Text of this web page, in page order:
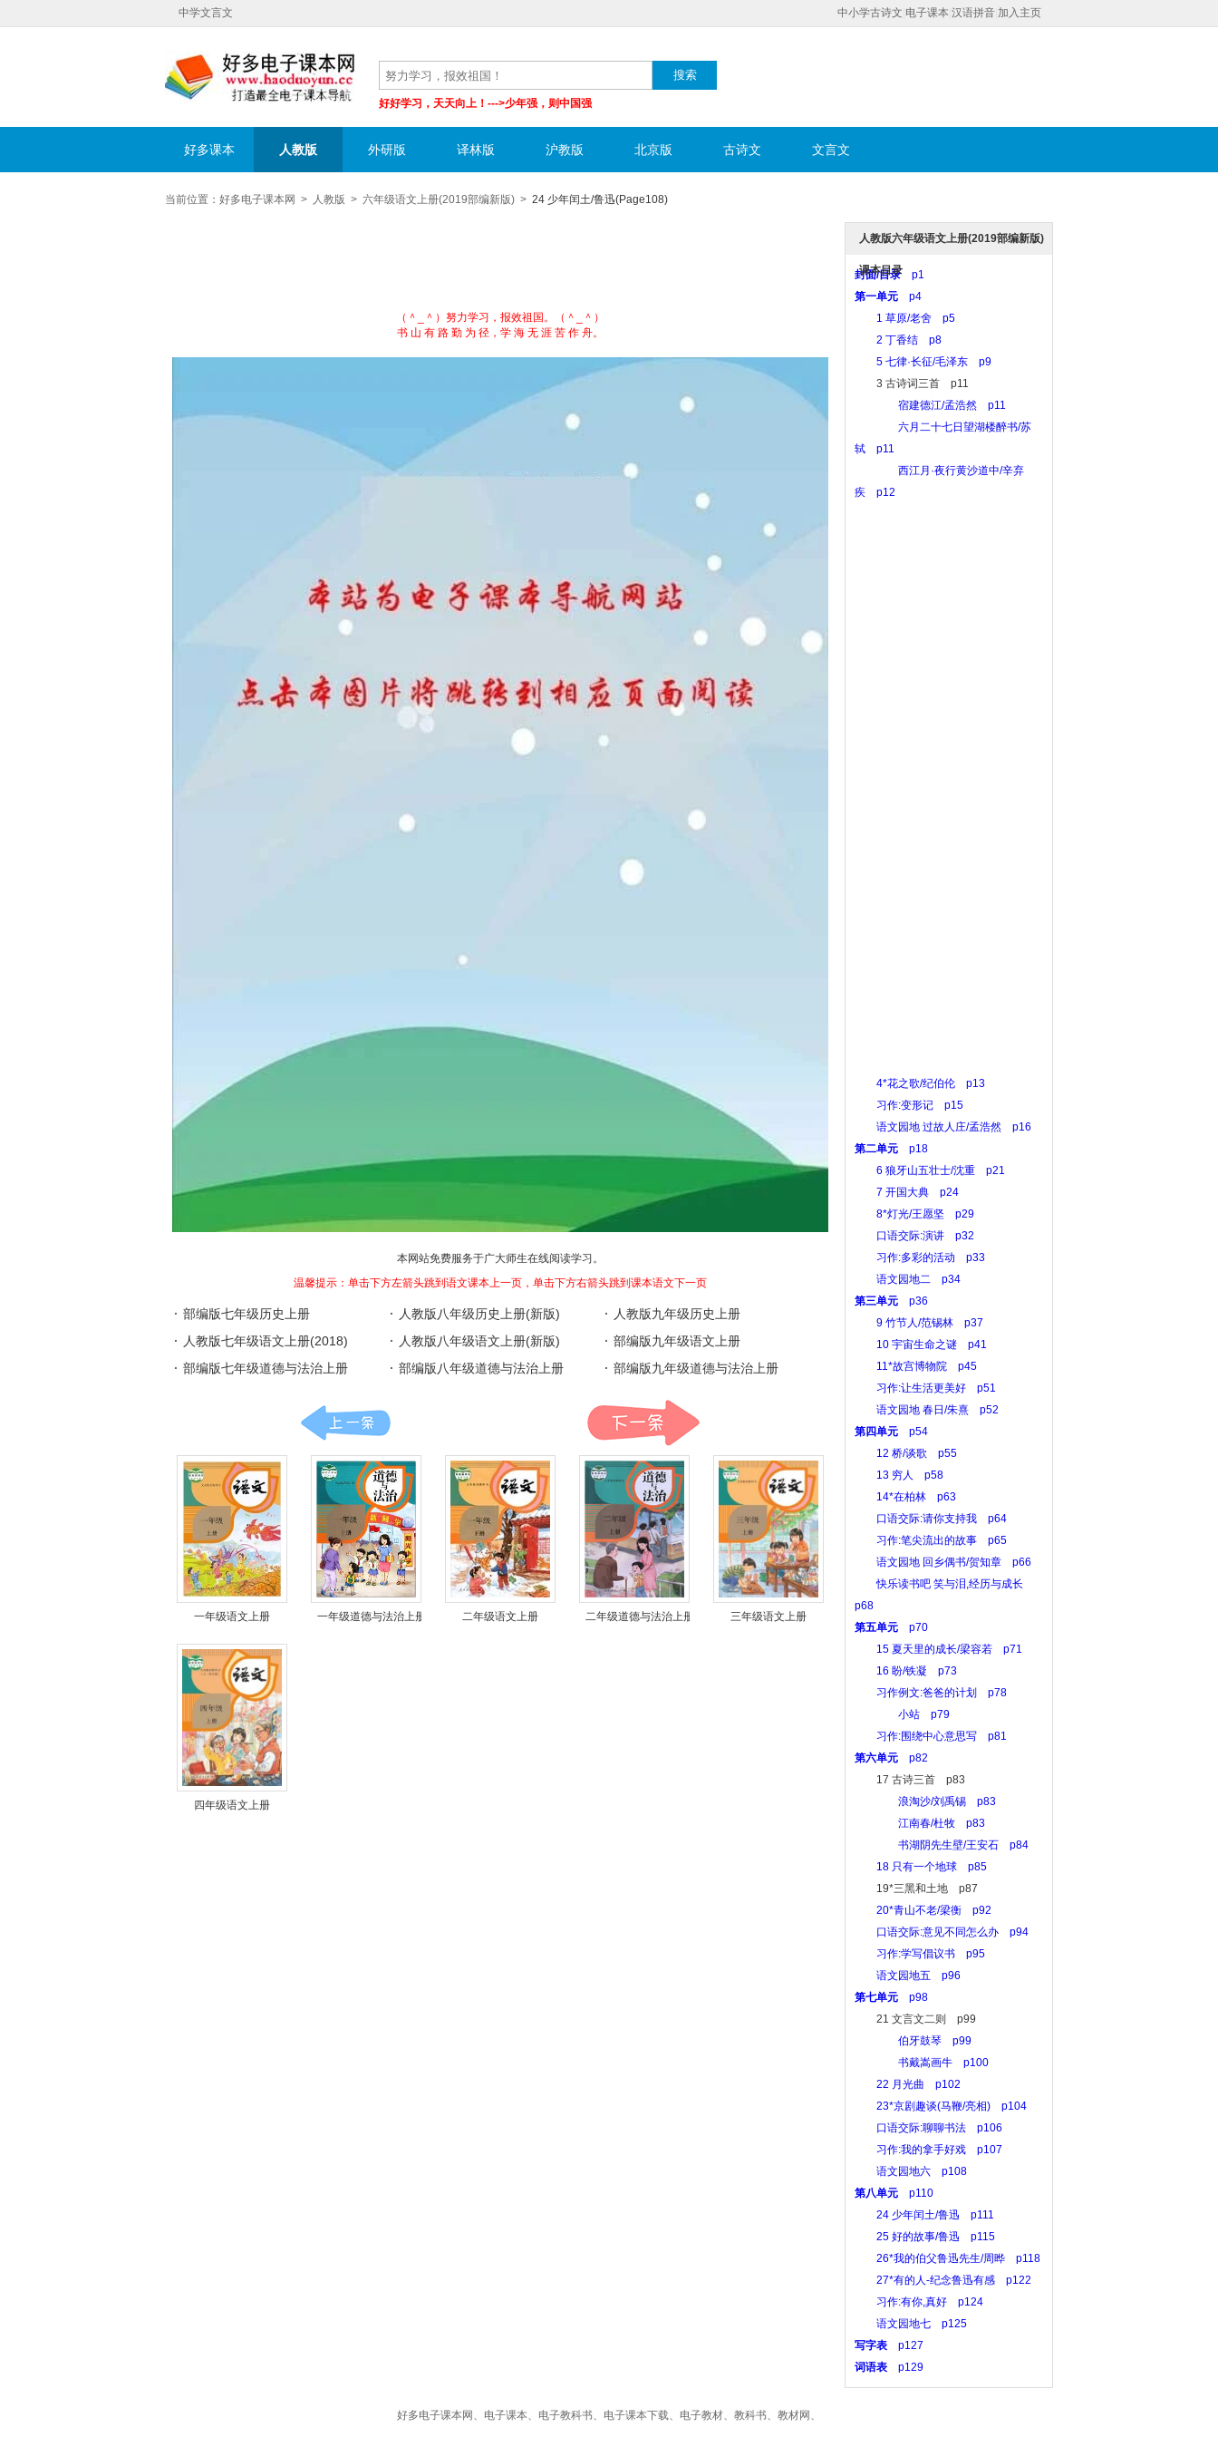
中小学古诗文 电子课本 汉语拼音 加入主页
中学文言文
好好学习，天天向上！--->少年强，则中国强
好多课本 人教版 外研版 译林版 沪教版 北京版 古诗文 文言文
当前位置： 好多电子课本网 > 人教版 > 六年级语文上册(2019部编新版) > 24 少年闰土/鲁迅(Page108)
（＾_＾）努力学习，报效祖国。（＾_＾）
书 山 有 路 勤 为 径，学 海 无 涯 苦 作 舟。
本网站免费服务于广大师生在线阅读学习。
温馨提示：单击下方左箭头跳到语文课本上一页，单击下方右箭头跳到课本语文下一页
· 部编版七年级历史上册 · 人教版八年级历史上册(新版) ·
人教版九年级历史上册
·
人教版七年级语文上册(2018) · 人教版八年级语文上册(新版) · 部编版九年级语文上册
· 部编版七年级道德与法治上册 · 部编版八年级道德与法治上册 · 部编版九年级道德与法治上册
一年级语文上册 一年级道德与法治上册 二年级语文上册 二年级道德与法治上册 三年级语文上册
四年级语文上册
人教版六年级语文上册(2019部编新版)
课本目录
封面/目录p1
第一单元 p4
1 草原/老舍 p5
2 丁香结 p8
5 七律·长征/毛泽东 p9
3 古诗词三首 p11
宿建德江/孟浩然 p11
六月二十七日望湖楼醉书/苏
轼 p11
西江月·夜行黄沙道中/辛弃
疾 p12
4*花之歌/纪伯伦 p13
习作:变形记 p15
语文园地 过故人庄/孟浩然 p16
第二单元 p18
6 狼牙山五壮士/沈重 p21
7 开国大典 p24
8*灯光/王愿坚 p29
口语交际:演讲 p32
习作:多彩的活动 p33
语文园地二 p34
第三单元 p36
9 竹节人/范锡林 p37
10 宇宙生命之谜 p41
11*故宫博物院 p45
习作:让生活更美好 p51
语文园地 春日/朱熹 p52
第四单元 p54
12 桥/谈歌 p55
13 穷人 p58
14*在柏林 p63
口语交际:请你支持我 p64
习作:笔尖流出的故事 p65
语文园地 回乡偶书/贺知章 p66
快乐读书吧 笑与泪,经历与成长
p68
第五单元 p70
15 夏天里的成长/梁容若 p71
16 盼/铁凝 p73
习作例文:爸爸的计划 p78
小站 p79
习作:围绕中心意思写 p81
第六单元 p82
17 古诗三首 p83
浪淘沙/刘禹锡 p83
江南春/杜牧 p83
书湖阴先生壁/王安石 p84
18 只有一个地球 p85
19*三黑和土地 p87
20*青山不老/梁衡 p92
口语交际:意见不同怎么办 p94
习作:学写倡议书 p95
语文园地五 p96
第七单元 p98
21 文言文二则 p99
伯牙鼓琴 p99
书戴嵩画牛 p100
22 月光曲 p102
23*京剧趣谈(马鞭/亮相) p104
口语交际:聊聊书法 p106
习作:我的拿手好戏 p107
语文园地六 p108
第八单元 p110
24 少年闰土/鲁迅 p111
25 好的故事/鲁迅 p115
26*我的伯父鲁迅先生/周晔 p118
27*有的人-纪念鲁迅有感 p122
习作:有你,真好 p124
语文园地七 p125
写字表 p127
词语表 p129
好多电子课本网、电子课本、电子教科书、电子课本下载、电子教材、教科书、教材网、